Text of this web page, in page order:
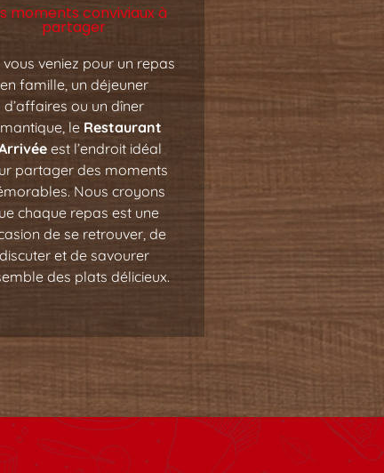
moments conviviaux à
partager
vous veniez pour un repas
en famille, un déjeuner
d’affaires ou un dîner
le Restaurant
est l’endroit idéal
partager des moments
Nous croyons
chaque repas est une
de se retrouver, de
discuter et de savourer
des plats délicieux.